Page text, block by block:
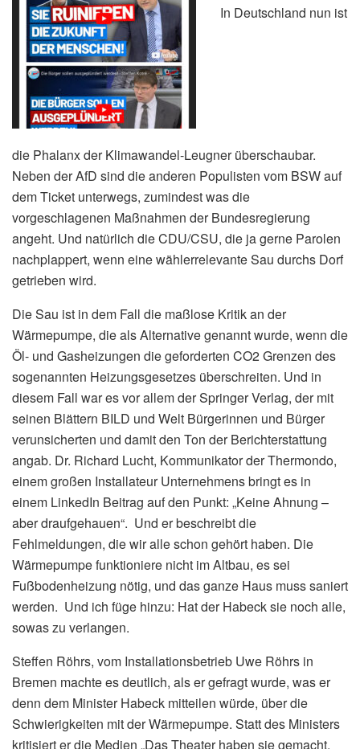
In Deutschland nun ist
die Phalanx der Klimawandel-Leugner überschaubar.
Neben der AfD sind die anderen Populisten vom BSW auf
dem Ticket unterwegs, zumindest was die
vorgeschlagenen Maßnahmen der Bundesregierung
angeht. Und natürlich die CDU/CSU, die ja gerne Parolen
nachplappert, wenn eine wählerrelevante Sau durchs Dorf
getrieben wird.
Die Sau ist in dem Fall die maßlose Kritik an der
Wärmepumpe, die als Alternative genannt wurde, wenn die
Öl- und Gasheizungen die geforderten CO2 Grenzen des
sogenannten Heizungsgesetzes überschreiten. Und in
diesem Fall war es vor allem der Springer Verlag, der mit
seinen Blättern BILD und Welt Bürgerinnen und Bürger
verunsicherten und damit den Ton der Berichterstattung
angab. Dr. Richard Lucht, Kommunikator der Thermondo,
einem großen Installateur Unternehmens bringt es in
einem LinkedIn Beitrag auf den Punkt: „Keine Ahnung –
aber draufgehauen“. Und er beschreibt die
Fehlmeldungen, die wir alle schon gehört haben. Die
Wärmepumpe funktioniere nicht im Altbau, es sei
Fußbodenheizung nötig, und das ganze Haus muss saniert
werden. Und ich füge hinzu: Hat der Habeck sie noch alle,
sowas zu verlangen.
Steffen Röhrs, vom Installationsbetrieb Uwe Röhrs in
Bremen machte es deutlich, als er gefragt wurde, was er
denn dem Minister Habeck mitteilen würde, über die
Schwierigkeiten mit der Wärmepumpe. Statt des Ministers
kritisiert er die Medien „Das Theater haben sie gemacht,